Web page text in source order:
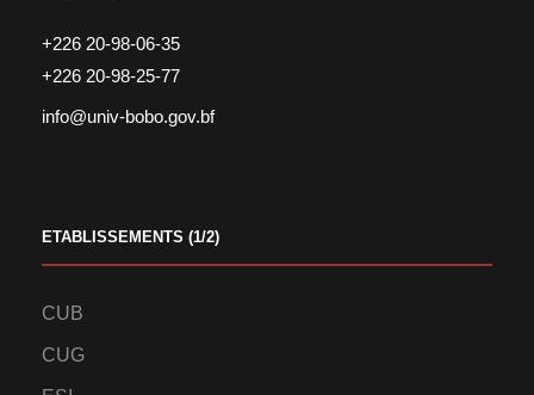
+226 20-98-06-35
+226 20-98-25-77
info@univ-bobo.gov.bf
ETABLISSEMENTS (1/2)
CUB
CUG